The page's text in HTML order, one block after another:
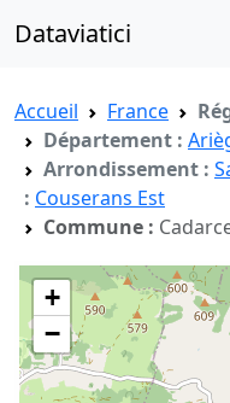
Dataviatici
Accueil France
Département :
Arrondissement :
: Couserans Est
Commune :
+
−